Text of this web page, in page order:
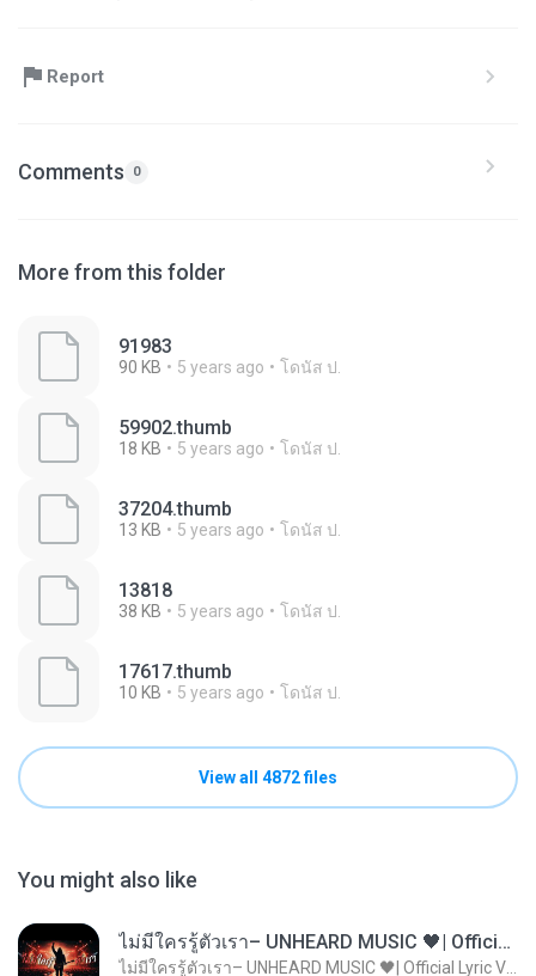
Report
Comments 0
More from this folder
91983
90 KB 5 years ago โดนัส ป.
59902.thumb
18 KB 5 years ago โดนัส ป.
37204.thumb
13 KB 5 years ago โดนัส ป.
13818
38 KB 5 years ago โดนัส ป.
17617.thumb
10 KB 5 years ago โดนัส ป.
View all 4872 files
You might also like
ไม่มีใครรู้ตัวเรา– UNHEARD MUSIC 🖤| Official Lyric Video | เพลงสู้ชีวิต